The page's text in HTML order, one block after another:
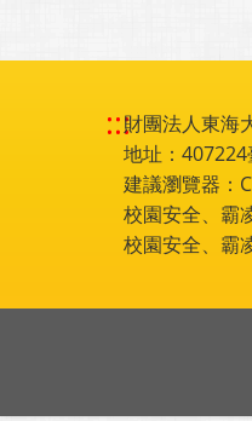
:::財團法人東海
地址：
建議瀏覽器：
校園安全、霸
校園安全、霸